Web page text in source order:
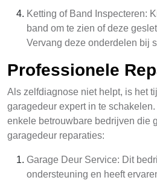
Ketting of Band Inspecteren:
band om te zien of deze
Vervang deze onderdelen bij
Professionele
Als zelfdiagnose niet helpt, is het
garagedeur expert in te
enkele betrouwbare bedrijven die
garagedeur reparaties:
Garage Deur Service: Dit
ondersteuning en heeft